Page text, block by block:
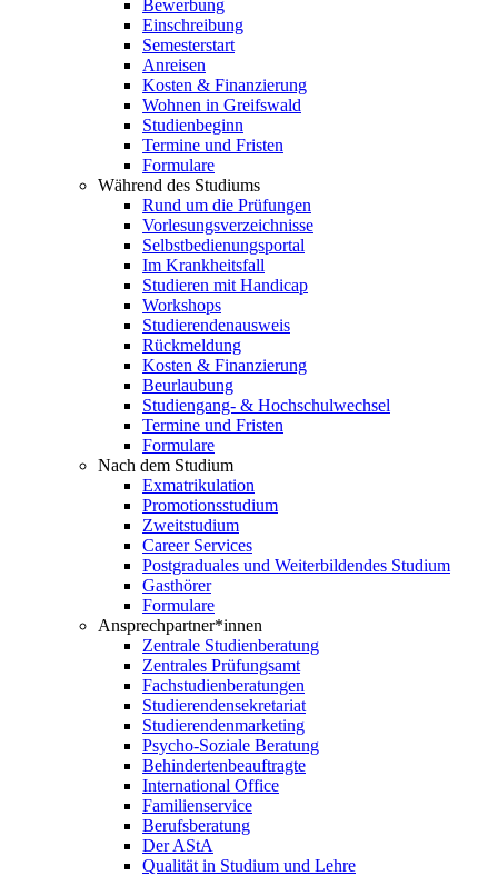
Bewerbung
Einschreibung
Semesterstart
Anreisen
Kosten & Finanzierung
Wohnen in Greifswald
Studienbeginn
Termine und Fristen
Formulare
Während des Studiums
Rund um die Prüfungen
Vorlesungsverzeichnisse
Selbstbedienungsportal
Im Krankheitsfall
Studieren mit Handicap
Workshops
Studierendenausweis
Rückmeldung
Kosten & Finanzierung
Beurlaubung
Studiengang- & Hochschulwechsel
Termine und Fristen
Formulare
Nach dem Studium
Exmatrikulation
Promotionsstudium
Zweitstudium
Career Services
Postgraduales und Weiterbildendes Studium
Gasthörer
Formulare
Ansprechpartner*innen
Zentrale Studienberatung
Zentrales Prüfungsamt
Fachstudienberatungen
Studierendensekretariat
Studierendenmarketing
Psycho-Soziale Beratung
Behindertenbeauftragte
International Office
Familienservice
Berufsberatung
Der AStA
Qualität in Studium und Lehre